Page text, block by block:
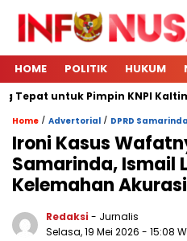
HOME POLITIK HUKUM
Tepat untuk Pimpin KNPI Kaltim
Home / Advertorial / DPRD Samarinda
Ironi Kasus
Samarinda, Ismail
Kelemahan
Redaksi - Jurnalis
Selasa, 19 Mei 2026 - 15:08